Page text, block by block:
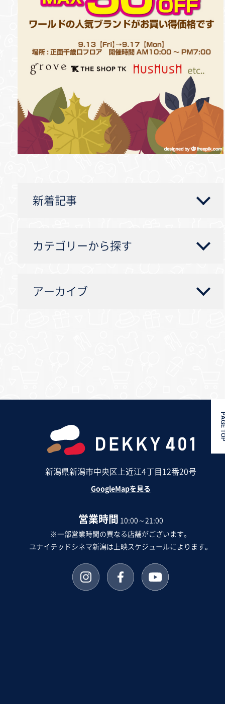
新着記事
カテゴリーから探す
アーカイブ
新潟県新潟市中央区上近江4丁目12番20号
GoogleMapを見る
営業時間 10:00～21:00
※一部営業時間の異なる店舗がございます。
ユナイテッドシネマ新潟は上映スケジュールによります。